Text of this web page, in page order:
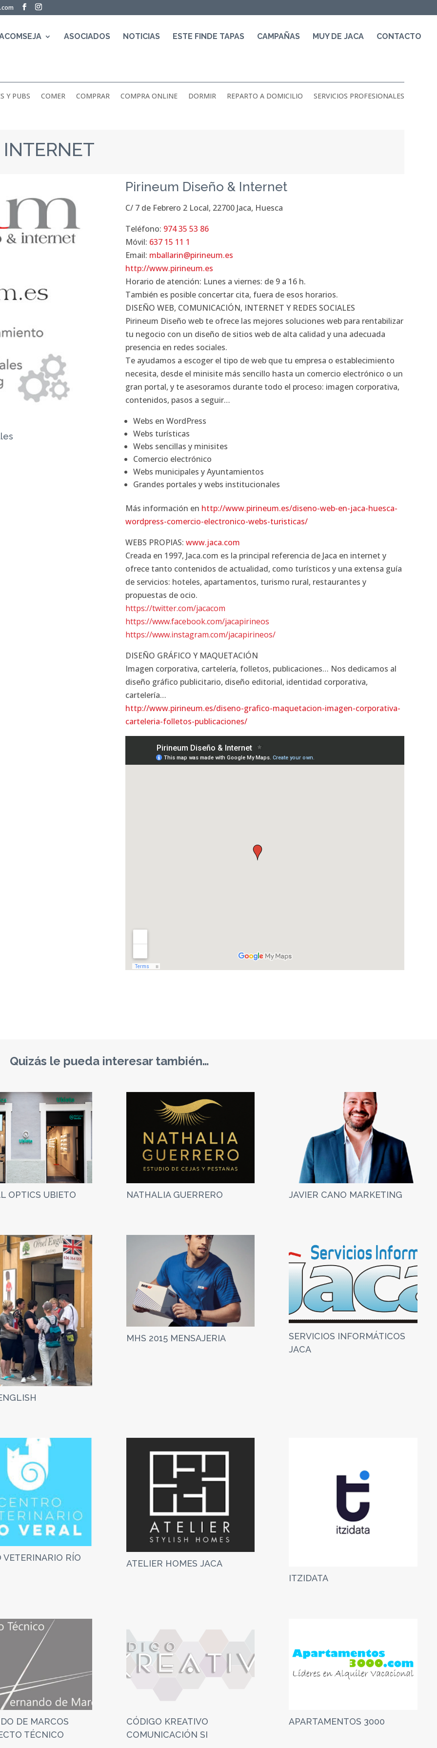
ASOCIADOS NOTICIAS ESTE FINDE TAPAS CAMPAÑAS MUY DE JACA CONTACTO
Y PUBS COMER COMPRAR COMPRA ONLINE DORMIR REPARTO A DOMICILIO SERVICIOS PROFESIONALES
Pirineum Diseño & Internet
C/ 7 de Febrero 2 Local, 22700 Jaca, Huesca
Teléfono: 974 35 53 86
Móvil: 637 15 11 1
Email: mballarin@pirineum.es
http://www.pirineum.es
Horario de atención: Lunes a viernes: de 9 a 16 h.
También es posible concertar cita, fuera de esos horarios.
DISEÑO WEB, COMUNICACIÓN, INTERNET Y REDES SOCIALES
Pirineum Diseño web te ofrece las mejores soluciones web para rentabilizar
tu negocio con un diseño de sitios web de alta calidad y una adecuada
presencia en redes sociales.
Te ayudamos a escoger el tipo de web que tu empresa o establecimiento
necesita, desde el minisite más sencillo hasta un comercio electrónico o un
gran portal, y te asesoramos durante todo el proceso: imagen corporativa,
contenidos, pasos a seguir…
Webs en WordPress
Webs turísticas
Webs sencillas y minisites
Comercio electrónico
Webs municipales y Ayuntamientos
Grandes portales y webs institucionales
Más información en http://www.pirineum.es/diseno-web-en-jaca-huesca-
wordpress-comercio-electronico-webs-turisticas/
WEBS PROPIAS:www.jaca.com
Creada en 1997, Jaca.com es la principal referencia de Jaca en internet y
ofrece tanto contenidos de actualidad, como turísticos y una extensa guía
de servicios: hoteles, apartamentos, turismo rural, restaurantes y
propuestas de ocio.
https://twitter.com/jacacom
https://www.facebook.com/jacapirineos
https://www.instagram.com/jacapirineos/
DISEÑO GRÁFICO Y MAQUETACIÓN
Imagen corporativa, cartelería, folletos, publicaciones… Nos dedicamos al
diseño gráfico publicitario, diseño editorial, identidad corporativa,
cartelería…
http://www.pirineum.es/diseno-grafico-maquetacion-imagen-corporativa-
carteleria-folletos-publicaciones/
Quizás le pueda interesar también…
OPTICS UBIETO NATHALIA GUERRERO JAVIER CANO MARKETING
MHS 2015 MENSAJERIA
SERVICIOS INFORMÁTICOS
JACA
VETERINARIO RÍO
ATELIER HOMES JACA
ITZIDATA
DE MARCOS
TÉCNICO
CÓDIGO KREATIVO
COMUNICACIÓN SI
APARTAMENTOS 3000